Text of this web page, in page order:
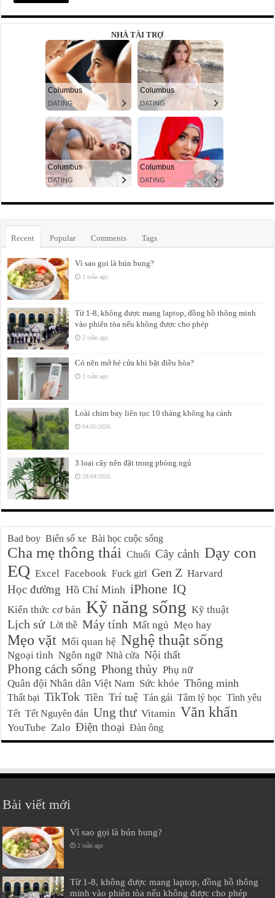
NHÀ TÀI TRỢ
Recent Popular Comments Tags
Vì sao gọi là bún bung?
2 tuần ago
Từ 1-8, không được mang laptop, đồng hồ thông minh
vào phiên tòa nếu không được cho phép
2 tuần ago
Có nên mở hé cửa khi bật điều hòa?
2 tuần ago
Loài chim bay liên tục 10 tháng không hạ cánh
04/05/2026
3 loại cây nên đặt trong phòng ngủ
28/04/2026
Bad boy Biển số xe Bài học cuộc sống
Cha mẹ thông thái Chuối Cây cảnh Dạy con
EQ Excel Facebook Fuck girl Gen Z Harvard
Học đường Hồ Chí Minh iPhone IQ
Kiến thức cơ bản Kỹ năng sống Kỹ thuật
Lịch sử Lời thề Máy tính Mất ngủ Mẹo hay
Mẹo vặt Mối quan hệ Nghệ thuật sống
Ngoại tình Ngôn ngữ Nhà cửa Nội thất
Phong cách sống Phong thủy Phụ nữ
Quân đội Nhân dân Việt Nam Sức khỏe Thông minh
Thất bại TikTok Tiền Trí tuệ Tán gái Tâm lý học Tình yêu
Tết Tết Nguyên đán Ung thư Vitamin Văn khấn
YouTube Zalo Điện thoại Đàn ông
Bài viết mới
Vì sao gọi là bún bung?
2 tuần ago
Từ 1-8, không được mang laptop, đồng hồ thông
minh vào phiên tòa nếu không được cho phép